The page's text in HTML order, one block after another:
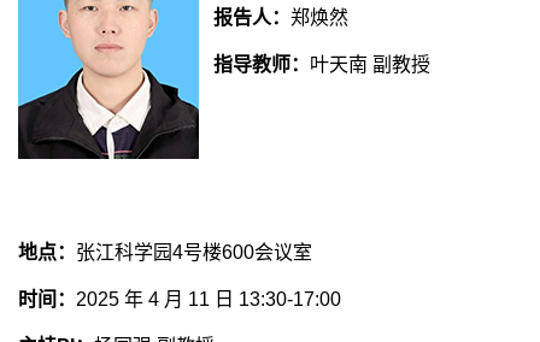
报告人： 郑焕然
指导教师： 叶天南 副教授
地点： 张江科学园4号楼600会议室
时间： 2025 年 4 月 11 日 13:30-17:00